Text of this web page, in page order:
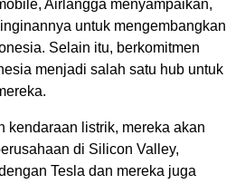
Airlangga menyampaikan,
untuk mengembangkan
Selain itu, berkomitmen
menjadi salah satu hub untuk
kendaraan listrik, mereka akan
di Silicon Valley,
Tesla dan mereka juga